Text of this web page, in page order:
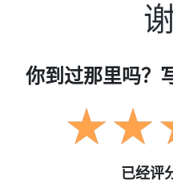
你到过那里吗？
已经评